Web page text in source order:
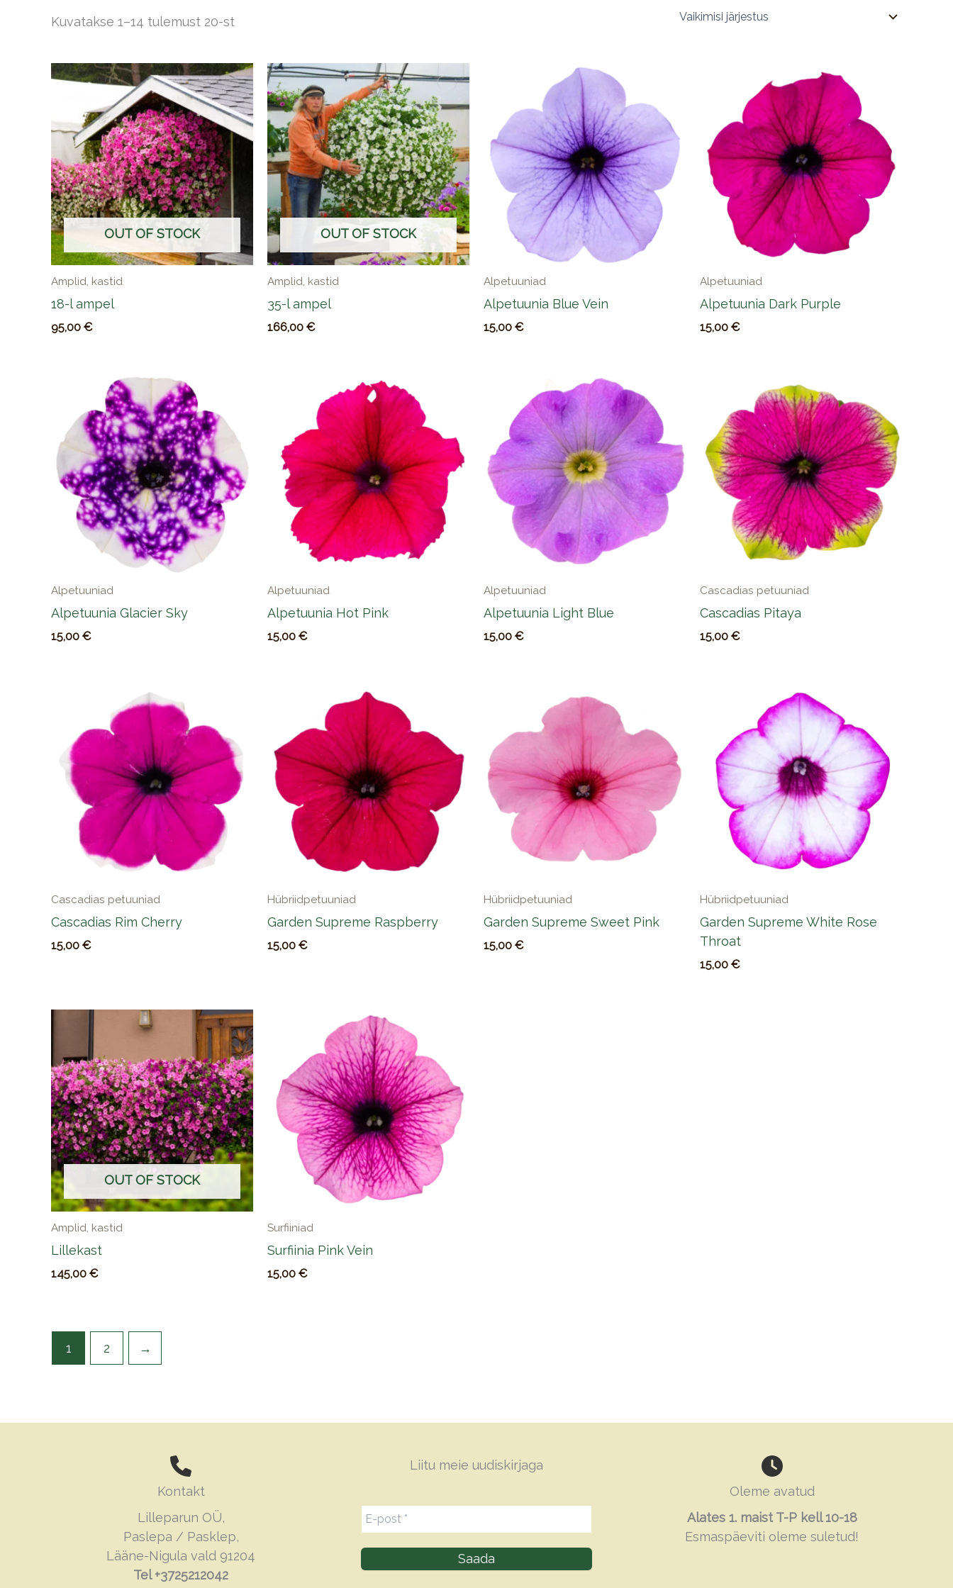
Kuvatakse 1–14 tulemust 20-st
OUT OF STOCK
Amplid, kastid
18-l ampel
95,00 €
OUT OF STOCK
Amplid, kastid
35-l ampel
166,00 €
Alpetuuniad
Alpetuunia Blue Vein
15,00 €
Alpetuuniad
Alpetuunia Dark Purple
15,00 €
Alpetuuniad
Alpetuunia Glacier Sky
15,00 €
Alpetuuniad
Alpetuunia Hot Pink
15,00 €
Alpetuuniad
Alpetuunia Light Blue
15,00 €
Cascadias petuuniad
Cascadias Pitaya
15,00 €
Cascadias petuuniad
Cascadias Rim Cherry
15,00 €
Hübriidpetuuniad
Garden Supreme Raspberry
15,00 €
Hübriidpetuuniad
Garden Supreme Sweet Pink
15,00 €
Hübriidpetuuniad
Garden Supreme White Rose
Throat
15,00 €
OUT OF STOCK
Amplid, kastid
Lillekast
145,00 €
Surfiiniad
Surfiinia Pink Vein
15,00 €
1 2 →
Kontakt
Lilleparun OÜ,
Paslepa / Pasklep,
Lääne-Nigula vald 91204
Tel +3725212042
Liitu meie uudiskirjaga
Oleme avatud
Alates 1. maist T-P kell 10-18
Esmaspäeviti oleme suletud!